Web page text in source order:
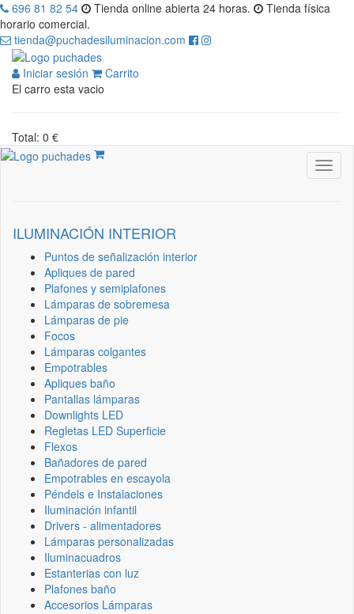
696 81 82 54 Tienda online abierta 24 horas.
Tienda física
horario comercial.
tienda@puchadesiluminacion.com
Iniciar sesión
Carrito
El carro esta vacio
Total: 0 €
ILUMINACIÓN INTERIOR
Puntos de señalización interior
Apliques de pared
Plafones y semiplafones
Lámparas de sobremesa
Lámparas de pie
Focos
Lámparas colgantes
Empotrables
Apliques baño
Pantallas lámparas
Downlights LED
Regletas LED Superficie
Flexos
Bañadores de pared
Empotrables en escayola
Péndels e Instalaciones
Iluminación infantil
Drivers - alimentadores
Lámparas personalizadas
Iluminacuadros
Estanterias con luz
Plafones baño
Accesorios Lámparas